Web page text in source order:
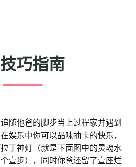
巧指南
随他爸的脚步当上过程家并遇到
娱乐中你可以品味抽卡的快乐，
丁神灯（就是下面图中的灵魂水
壹步），同时你爸还留了壹座烂